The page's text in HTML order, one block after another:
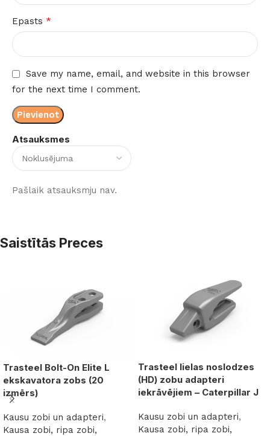
Atsauksmes
Pašlaik atsauksmju nav.
Epasts *
Save my name, email, and website in this browser
for the next time I comment.
Saistītās Preces
Trasteel Bolt-On Elite L
ekskavatora zobs (20
izmērs)
Kausu zobi un adapteri,
Kausa zobi, ripa zobi,
Trasteel lielas noslodzes
(HD) zobu adapteri
iekrāvējiem – Caterpillar J
Kausu zobi un adapteri,
Kausa zobi, ripa zobi,